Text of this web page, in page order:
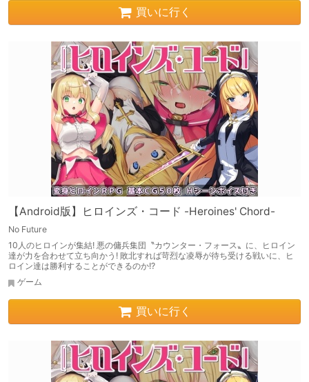
買いに行く
【Android版】ヒロインズ・コード -Heroines' Chord-
No Future
10人のヒロインが集結! 悪の傭兵集団〝カウンター・フォース〟に、ヒロイン
達が力を合わせて立ち向かう! 敗北すれば苛烈な凌辱が待ち受ける戦いに、ヒ
ロイン達は勝利することができるのか!?
ゲーム
買いに行く